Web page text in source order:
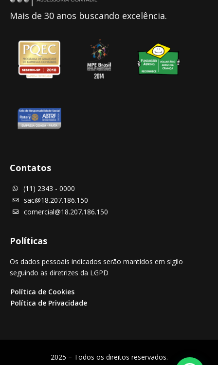
Mais de 30 anos buscando excelência.
Contatos
 (11) 2343 - 0000
 sac@18.207.186.150
 comercial@18.207.186.150
Políticas
Os dados pessoais indicados serão mantidos em sigilo
seguindo as diretrizes da LGPD
Política de Cookies
Política de Privacidade
2025 – Todos os direitos reservados.